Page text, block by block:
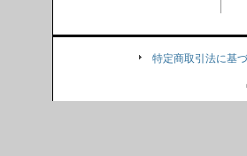
特定商取引法に基